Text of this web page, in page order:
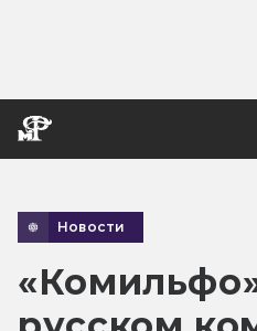
Новости